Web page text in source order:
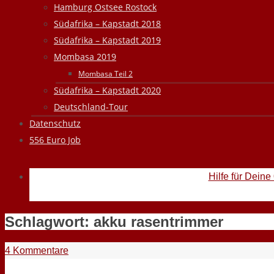
Hamburg Ostsee Rostock
Südafrika – Kapstadt 2018
Südafrika – Kapstadt 2019
Mombasa 2019
Mombasa Teil 2
Südafrika – Kapstadt 2020
Deutschland-Tour
Datenschutz
556 Euro Job
Hilfe für Deine
Schlagwort: akku rasentrimmer
4 Kommentare